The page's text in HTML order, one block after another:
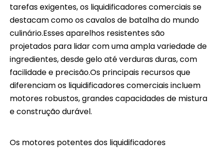
tarefas exigentes, os liquidificadores comerciais se
destacam como os cavalos de batalha do mundo
culinário.Esses aparelhos resistentes são
projetados para lidar com uma ampla variedade de
ingredientes, desde gelo até verduras duras, com
facilidade e precisão.Os principais recursos que
diferenciam os liquidificadores comerciais incluem
motores robustos, grandes capacidades de mistura
e construção durável.
Os motores potentes dos liquidificadores